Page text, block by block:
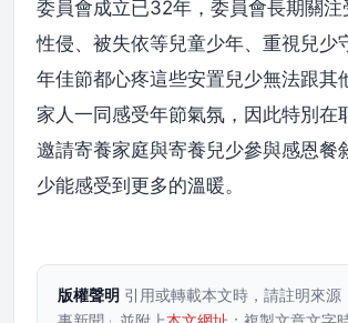
委員會成立已32年，委員會長期關注
性侵、被失依等兒童少年、重視兒少
年佳節都心疼這些安置兒少無法跟其
家人一同感受年節氣氛，因此特別在
邀請寄養家庭與寄養兒少參與感恩餐
少能感受到更多的溫暖。
版權聲明 引用或轉載本文時，請註明來源